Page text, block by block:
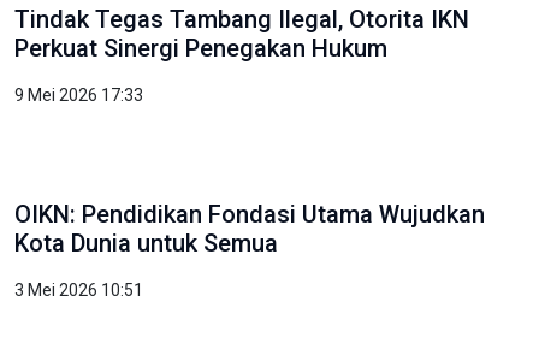
Tindak Tegas Tambang Ilegal, Otorita IKN
Perkuat Sinergi Penegakan Hukum
9 Mei 2026 17:33